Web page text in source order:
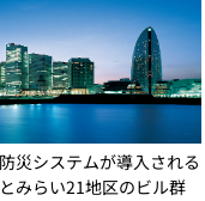
災システムが導入される
みらい21地区のビル群